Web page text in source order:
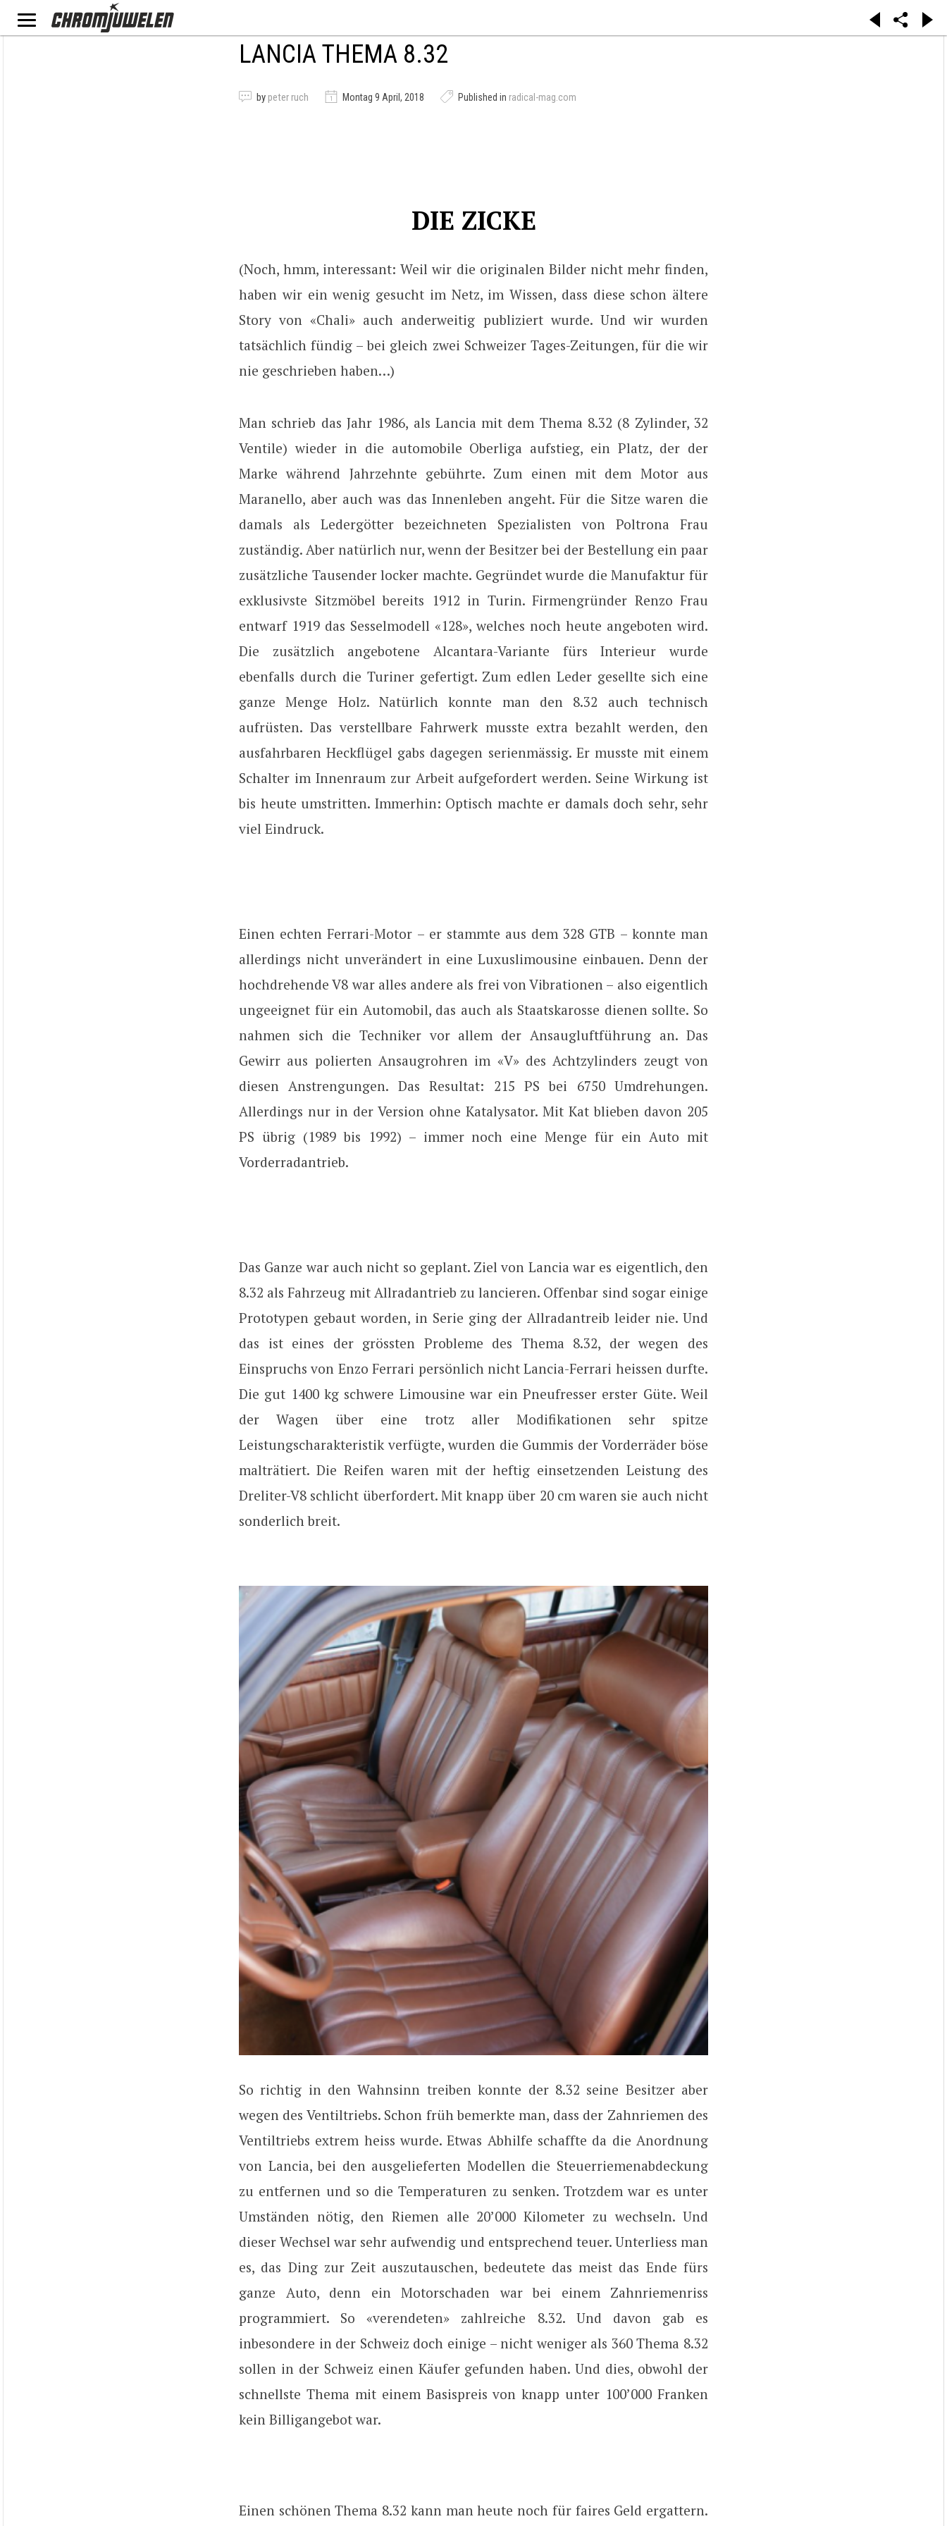
LANCIA THEMA 8.32
by peter ruch Montag 9 April, 2018 Published in radical-mag.com
DIE ZICKE
(Noch, hmm, interessant: Weil wir die originalen Bilder nicht mehr finden,
haben wir ein wenig gesucht im Netz, im Wissen, dass diese schon ältere
Story von «Chali» auch anderweitig publiziert wurde. Und wir wurden
tatsächlich fündig – bei gleich zwei Schweizer Tages-Zeitungen, für die wir
nie geschrieben haben…)
Man schrieb das Jahr 1986, als Lancia mit dem Thema 8.32 (8 Zylinder, 32
Ventile) wieder in die automobile Oberliga aufstieg, ein Platz, der der
Marke während Jahrzehnte gebührte. Zum einen mit dem Motor aus
Maranello, aber auch was das Innenleben angeht. Für die Sitze waren die
damals als Ledergötter bezeichneten Spezialisten von Poltrona Frau
zuständig. Aber natürlich nur, wenn der Besitzer bei der Bestellung ein paar
zusätzliche Tausender locker machte. Gegründet wurde die Manufaktur für
exklusivste Sitzmöbel bereits 1912 in Turin. Firmengründer Renzo Frau
entwarf 1919 das Sesselmodell «128», welches noch heute angeboten wird.
Die zusätzlich angebotene Alcantara-Variante fürs Interieur wurde
ebenfalls durch die Turiner gefertigt. Zum edlen Leder gesellte sich eine
ganze Menge Holz. Natürlich konnte man den 8.32 auch technisch
aufrüsten. Das verstellbare Fahrwerk musste extra bezahlt werden, den
ausfahrbaren Heckflügel gabs dagegen serienmässig. Er musste mit einem
Schalter im Innenraum zur Arbeit aufgefordert werden. Seine Wirkung ist
bis heute umstritten. Immerhin: Optisch machte er damals doch sehr, sehr
viel Eindruck.
Einen echten Ferrari-Motor – er stammte aus dem 328 GTB – konnte man
allerdings nicht unverändert in eine Luxuslimousine einbauen. Denn der
hochdrehende V8 war alles andere als frei von Vibrationen – also eigentlich
ungeeignet für ein Automobil, das auch als Staatskarosse dienen sollte. So
nahmen sich die Techniker vor allem der Ansaugluftführung an. Das
Gewirr aus polierten Ansaugrohren im «V» des Achtzylinders zeugt von
diesen Anstrengungen. Das Resultat: 215 PS bei 6750 Umdrehungen.
Allerdings nur in der Version ohne Katalysator. Mit Kat blieben davon 205
PS übrig (1989 bis 1992) – immer noch eine Menge für ein Auto mit
Vorderradantrieb.
Das Ganze war auch nicht so geplant. Ziel von Lancia war es eigentlich, den
8.32 als Fahrzeug mit Allradantrieb zu lancieren. Offenbar sind sogar einige
Prototypen gebaut worden, in Serie ging der Allradantreib leider nie. Und
das ist eines der grössten Probleme des Thema 8.32, der wegen des
Einspruchs von Enzo Ferrari persönlich nicht Lancia-Ferrari heissen durfte.
Die gut 1400 kg schwere Limousine war ein Pneufresser erster Güte. Weil
der Wagen über eine trotz aller Modifikationen sehr spitze
Leistungscharakteristik verfügte, wurden die Gummis der Vorderräder böse
malträtiert. Die Reifen waren mit der heftig einsetzenden Leistung des
Dreliter-V8 schlicht überfordert. Mit knapp über 20 cm waren sie auch nicht
sonderlich breit.
So richtig in den Wahnsinn treiben konnte der 8.32 seine Besitzer aber
wegen des Ventiltriebs. Schon früh bemerkte man, dass der Zahnriemen des
Ventiltriebs extrem heiss wurde. Etwas Abhilfe schaffte da die Anordnung
von Lancia, bei den ausgelieferten Modellen die Steuerriemenabdeckung
zu entfernen und so die Temperaturen zu senken. Trotzdem war es unter
Umständen nötig, den Riemen alle 20’000 Kilometer zu wechseln. Und
dieser Wechsel war sehr aufwendig und entsprechend teuer. Unterliess man
es, das Ding zur Zeit auszutauschen, bedeutete das meist das Ende fürs
ganze Auto, denn ein Motorschaden war bei einem Zahnriemenriss
programmiert. So «verendeten» zahlreiche 8.32. Und davon gab es
inbesondere in der Schweiz doch einige – nicht weniger als 360 Thema 8.32
sollen in der Schweiz einen Käufer gefunden haben. Und dies, obwohl der
schnellste Thema mit einem Basispreis von knapp unter 100’000 Franken
kein Billigangebot war.
Einen schönen Thema 8.32 kann man heute noch für faires Geld ergattern.